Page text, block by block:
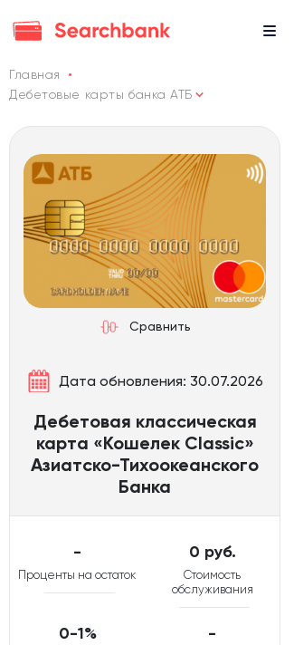
Главная
Дебетовые карты банка АТБ
Сравнить
Дата обновления: 30.07.2026
Дебетовая классическая
карта «Кошелек Classic»
Азиатско-Тихоокеанского
Банка
-
Проценты на остаток
0 руб.
Стоимость
обслуживания
0-1% -